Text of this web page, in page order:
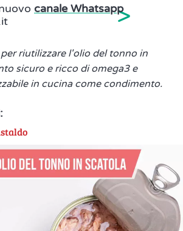
canale Whatsapp>
riutilizzare l'olio del tonno in
sicuro e ricco di omega3 e
in cucina come condimento.